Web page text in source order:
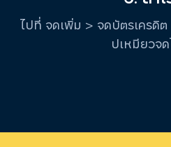
ไปที่ จดเพิ่ม > จดบัตรเครดิ
ปเหมียวจด